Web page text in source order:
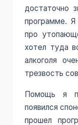
достаточно
программе.
про
хотел туда
алкоголя
трезвость
Помощь я
появился
прошел